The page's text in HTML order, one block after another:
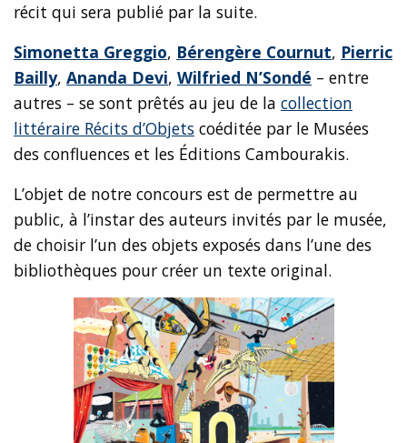
récit qui sera publié par la suite.
Simonetta Greggio, Bérengère Cournut, Pierric
Bailly, Ananda Devi, Wilfried N’Sondé – entre
autres – se sont prêtés au jeu de la collection
littéraire Récits d’Objets coéditée par le Musées
des confluences et les Éditions Cambourakis.
L’objet de notre concours est de permettre au
public, à l’instar des auteurs invités par le musée,
de choisir l’un des objets exposés dans l’une des
bibliothèques pour créer un texte original.